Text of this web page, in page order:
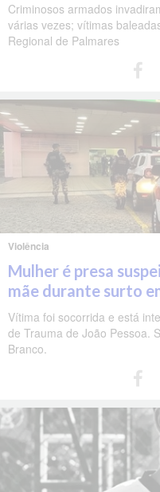
Criminosos armados
várias vezes; vítimas
Regional de Palmares
Violência
Mulher é presa
mãe durante surto
Vítima foi socorrida e está
de Trauma de João Pessoa.
Branco.